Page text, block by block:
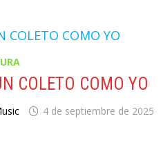
COLETO COMO YO
4 de septiembre de 2025